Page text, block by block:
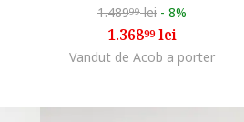
1.48999lei - 8%
1.36899lei
Vandut de Acob a porter